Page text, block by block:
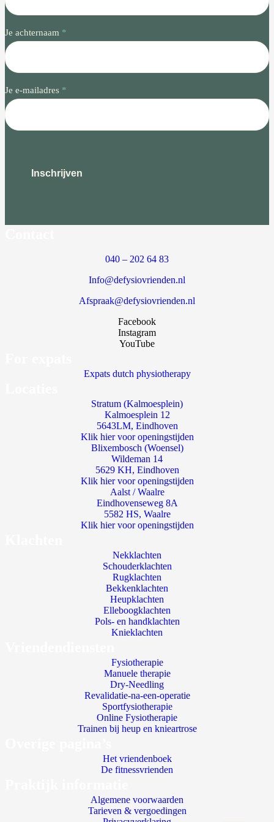
Je achternaam *
Je e-mailadres *
Inschrijven
040 – 202 64 83
Info@defysiovrienden.nl
Afspraak@defysiovrienden.nl
Facebook
Instagram
YouTube
Expats dutch physiotherapy
Stratum (Kalmoesplein)
Kalmoesplein 12
5643LM, Eindhoven
Klik hier voor openingstijden
Blixembosch (Woensel)
Wildeman 14
5629 KH, Eindhoven
Klik hier voor openingstijden
Aalst / Waalre
Eindhovenseweg 8A
5582 HS, Waalre
Klik hier voor openingstijden
Nekklachten
Schouderklachten
Rugklachten
Bekkenklachten
Heupklachten
Elleboogklachten
Pols- en handklachten
Knieklachten
Fysiotherapie
Manuele therapie
Dry-Needling
Revalidatie-na-een-operatie
Sportfysiotherapie
Online Fysiotherapie
Trainen bij heup en knieartrose
Het vriendenboek
De fitnessvrienden
Algemene voorwaarden
Tarieven & vergoedingen